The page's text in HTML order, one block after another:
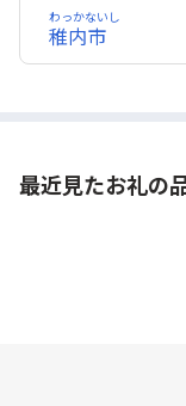
稚内市
わっかないし
最近見たお礼の